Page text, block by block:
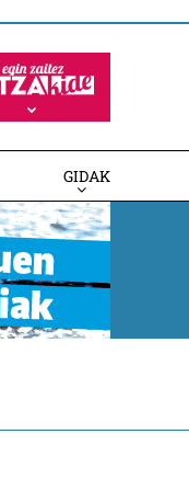
GIDAK